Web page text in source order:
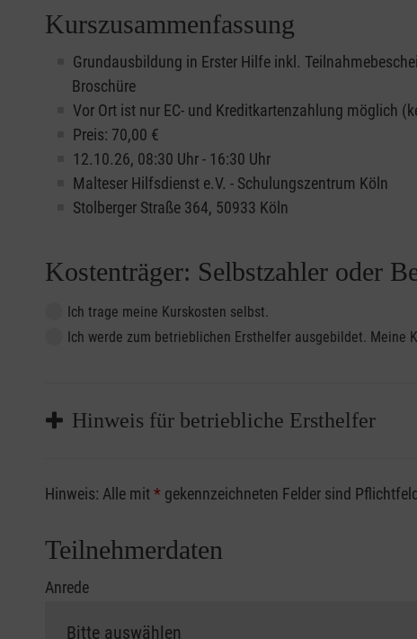
Kurszusammenfassung
Grundausbildung in Erster Hilfe inkl.
Broschüre
Vor Ort ist nur EC- und Kreditkartenzahlung möglich
Preis: 70,00 €
12.10.26, 08:30 Uhr - 16:30 Uhr
Malteser Hilfsdienst e.V. - Schulungszentrum Köln
Stolberger Straße 364, 50933 Köln
Kostenträger: Selbstzahler oder
Ich trage meine Kurskosten selbst.
Ich werde zum betrieblichen Ersthelfer ausgebildet. Meine
Hinweis für betriebliche Ersthelfer
Sofern Sie ein Kostenübernahmeverfahren Ihrer
vorliegen müssen. Andernfalls erfolgt eine
Hinweis: Alle mit* gekennzeichneten Felder sind
Teilnehmerdaten
Anrede